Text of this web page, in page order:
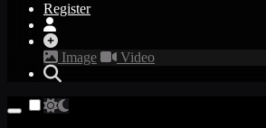
Register
Image Video